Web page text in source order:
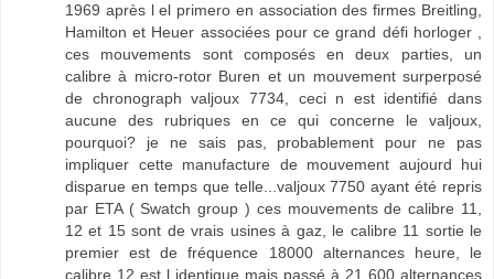
1969 après l el primero en association des firmes Breitling,
Hamilton et Heuer associées pour ce grand défi horloger ,
ces mouvements sont composés en deux parties, un
calibre à micro-rotor Buren et un mouvement surperposé
de chronograph valjoux 7734, ceci n est identifié dans
aucune des rubriques en ce qui concerne le valjoux,
pourquoi? je ne sais pas, probablement pour ne pas
impliquer cette manufacture de mouvement aujourd hui
disparue en temps que telle...valjoux 7750 ayant été repris
par ETA ( Swatch group ) ces mouvements de calibre 11,
12 et 15 sont de vrais usines à gaz, le calibre 11 sortie le
premier est de fréquence 18000 alternances heure, le
calibre 12 est l identique mais passé à 21 600 alternances